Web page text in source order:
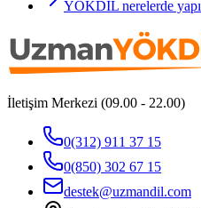
YÖKDİL nerelerde
İletişim Merkezi (09.00 - 22.00)
0(312) 911 37 15
0(850) 302 67 15
destek@uzmandil.com